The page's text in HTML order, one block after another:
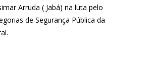
Arruda ( Jabá) na luta pelo
de Segurança Pública da